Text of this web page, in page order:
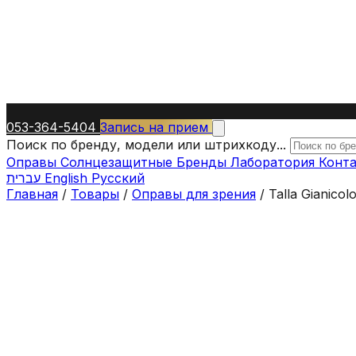
053-364-5404 Запись на прием
Поиск по бренду, модели или штрихкоду...
Оправы Солнцезащитные Бренды Лаборатория
English Русский
Главная / Товары / Оправы для зрения / Talla Gianicolo